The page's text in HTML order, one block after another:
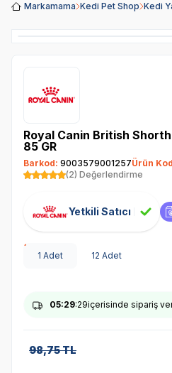
Markamama Kedi Pet Shop Kedi
Royal Canin British
85 GR
Barkod: 9003579001257Ürün
(2) Değerlendirme
Yetkili Satıcı
1 Adet 12 Adet
05:29:28içerisinde sipariş
98,75TL